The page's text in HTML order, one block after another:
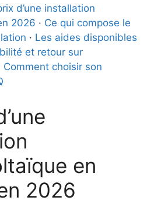
d’une installation
2026 · Ce qui compose le
· Les aides disponibles
et retour sur
Comment choisir son
en
2026